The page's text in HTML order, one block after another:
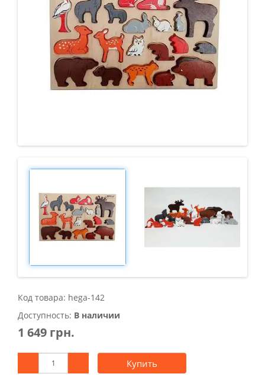
Код товара: hega-142
Доступность: В наличии
1 649 грн.
Купить